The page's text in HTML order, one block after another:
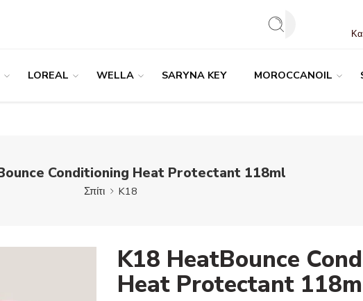
LOREAL WELLA SARYNA KEY MOROCCANOIL
Conditioning Heat Protectant 118ml
Σπίτι K18
K18 HeatBounce
Heat Protectant